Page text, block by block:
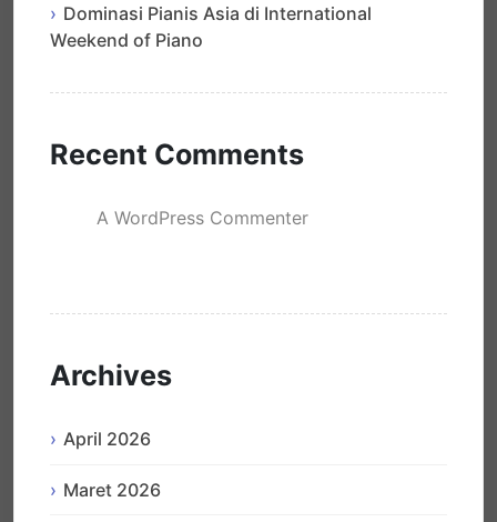
Dominasi Pianis Asia di International
Weekend of Piano
Recent Comments
A WordPress Commenter
Archives
April 2026
Maret 2026